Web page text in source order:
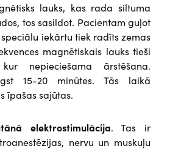
lauks, kas rada siltuma
tos sasildot. Pacientam guļot
speciālu iekārtu tiek radīts zemas
magnētiskais lauks tieši
nepieciešama ārstēšana.
15-20 minūtes. Tās laikā
īpašas sajūtas.
elektrostimulācija. Tas ir
nervu un muskuļu